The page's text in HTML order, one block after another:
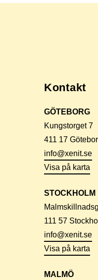
Kontakt
GÖTEBORG
Kungstorget 7
411 17
info@xenit.se
Visa på karta
STOCKHOLM
111 57
info@xenit.se
Visa på karta
MALMÖ